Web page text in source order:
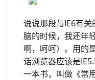
说说那段与IE6有
脑的时候，我还年
啊，呵呵）。用的
话浏览器应该是
一本书，叫做《常